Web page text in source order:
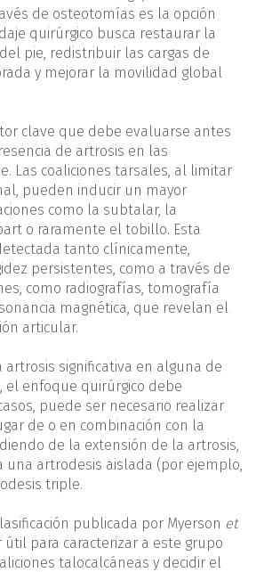
de osteotomías es la opción
quirúrgico busca restaurar la
pie, redistribuir las cargas de
y mejorar la movilidad global
clave que debe evaluarse antes
de artrosis en las
Las coaliciones tarsales, al limitar
pueden inducir un mayor
como la subtalar, la
o raramente el tobillo. Esta
tanto clínicamente,
persistentes, como a través de
como radiografías, tomografía
magnética, que revelan el
articular.
artrosis significativa en alguna de
el enfoque quirúrgico debe
puede ser necesario realizar
de o en combinación con la
de la extensión de la artrosis,
una artrodesis aislada (por ejemplo,
triple.
publicada por Myerson et
para caracterizar a este grupo
talocalcáneas y decidir el